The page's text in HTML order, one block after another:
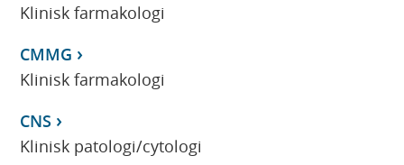
Klinisk farmakologi
CMMG
Klinisk farmakologi
CNS
Klinisk patologi/cytologi